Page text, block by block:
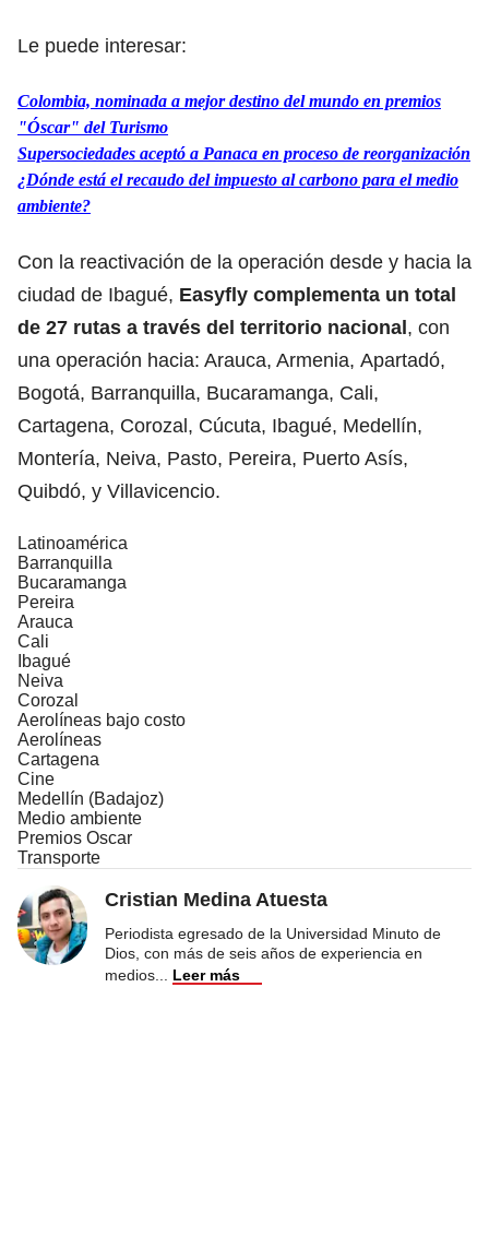
Le puede interesar:
Colombia, nominada a mejor destino del mundo en premios
"Óscar" del Turismo
Supersociedades aceptó a Panaca en proceso de reorganización
¿Dónde está el recaudo del impuesto al carbono para el medio
ambiente?
Con la reactivación de la operación desde y hacia la
ciudad de Ibagué, Easyfly complementa un total
de 27 rutas a través del territorio nacional, con
una operación hacia: Arauca, Armenia, Apartadó,
Bogotá, Barranquilla, Bucaramanga, Cali,
Cartagena, Corozal, Cúcuta, Ibagué, Medellín,
Montería, Neiva, Pasto, Pereira, Puerto Asís,
Quibdó, y Villavicencio.
Latinoamérica
Barranquilla
Bucaramanga
Pereira
Arauca
Cali
Ibagué
Neiva
Corozal
Aerolíneas bajo costo
Aerolíneas
Cartagena
Cine
Medellín (Badajoz)
Medio ambiente
Premios Oscar
Transporte
Cristian Medina Atuesta
Periodista egresado de la Universidad Minuto de
Dios, con más de seis años de experiencia en
medios
Leer más